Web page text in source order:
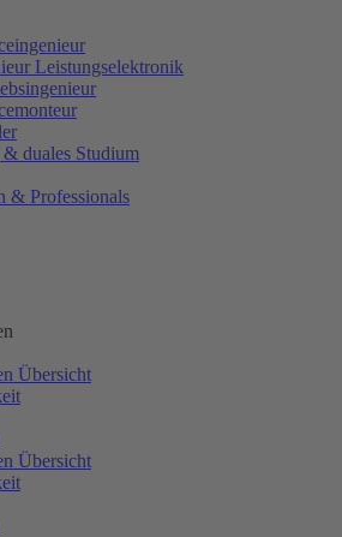
Leistungselektronik
duales Studium
& Professionals
Übersicht
Übersicht